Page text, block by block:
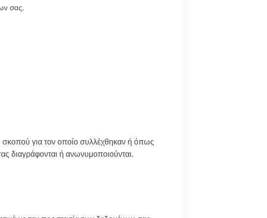
σας.
σκοπού για τον οποίο συλλέχθηκαν ή όπως
διαγράφονται ή ανωνυμοποιούνται.